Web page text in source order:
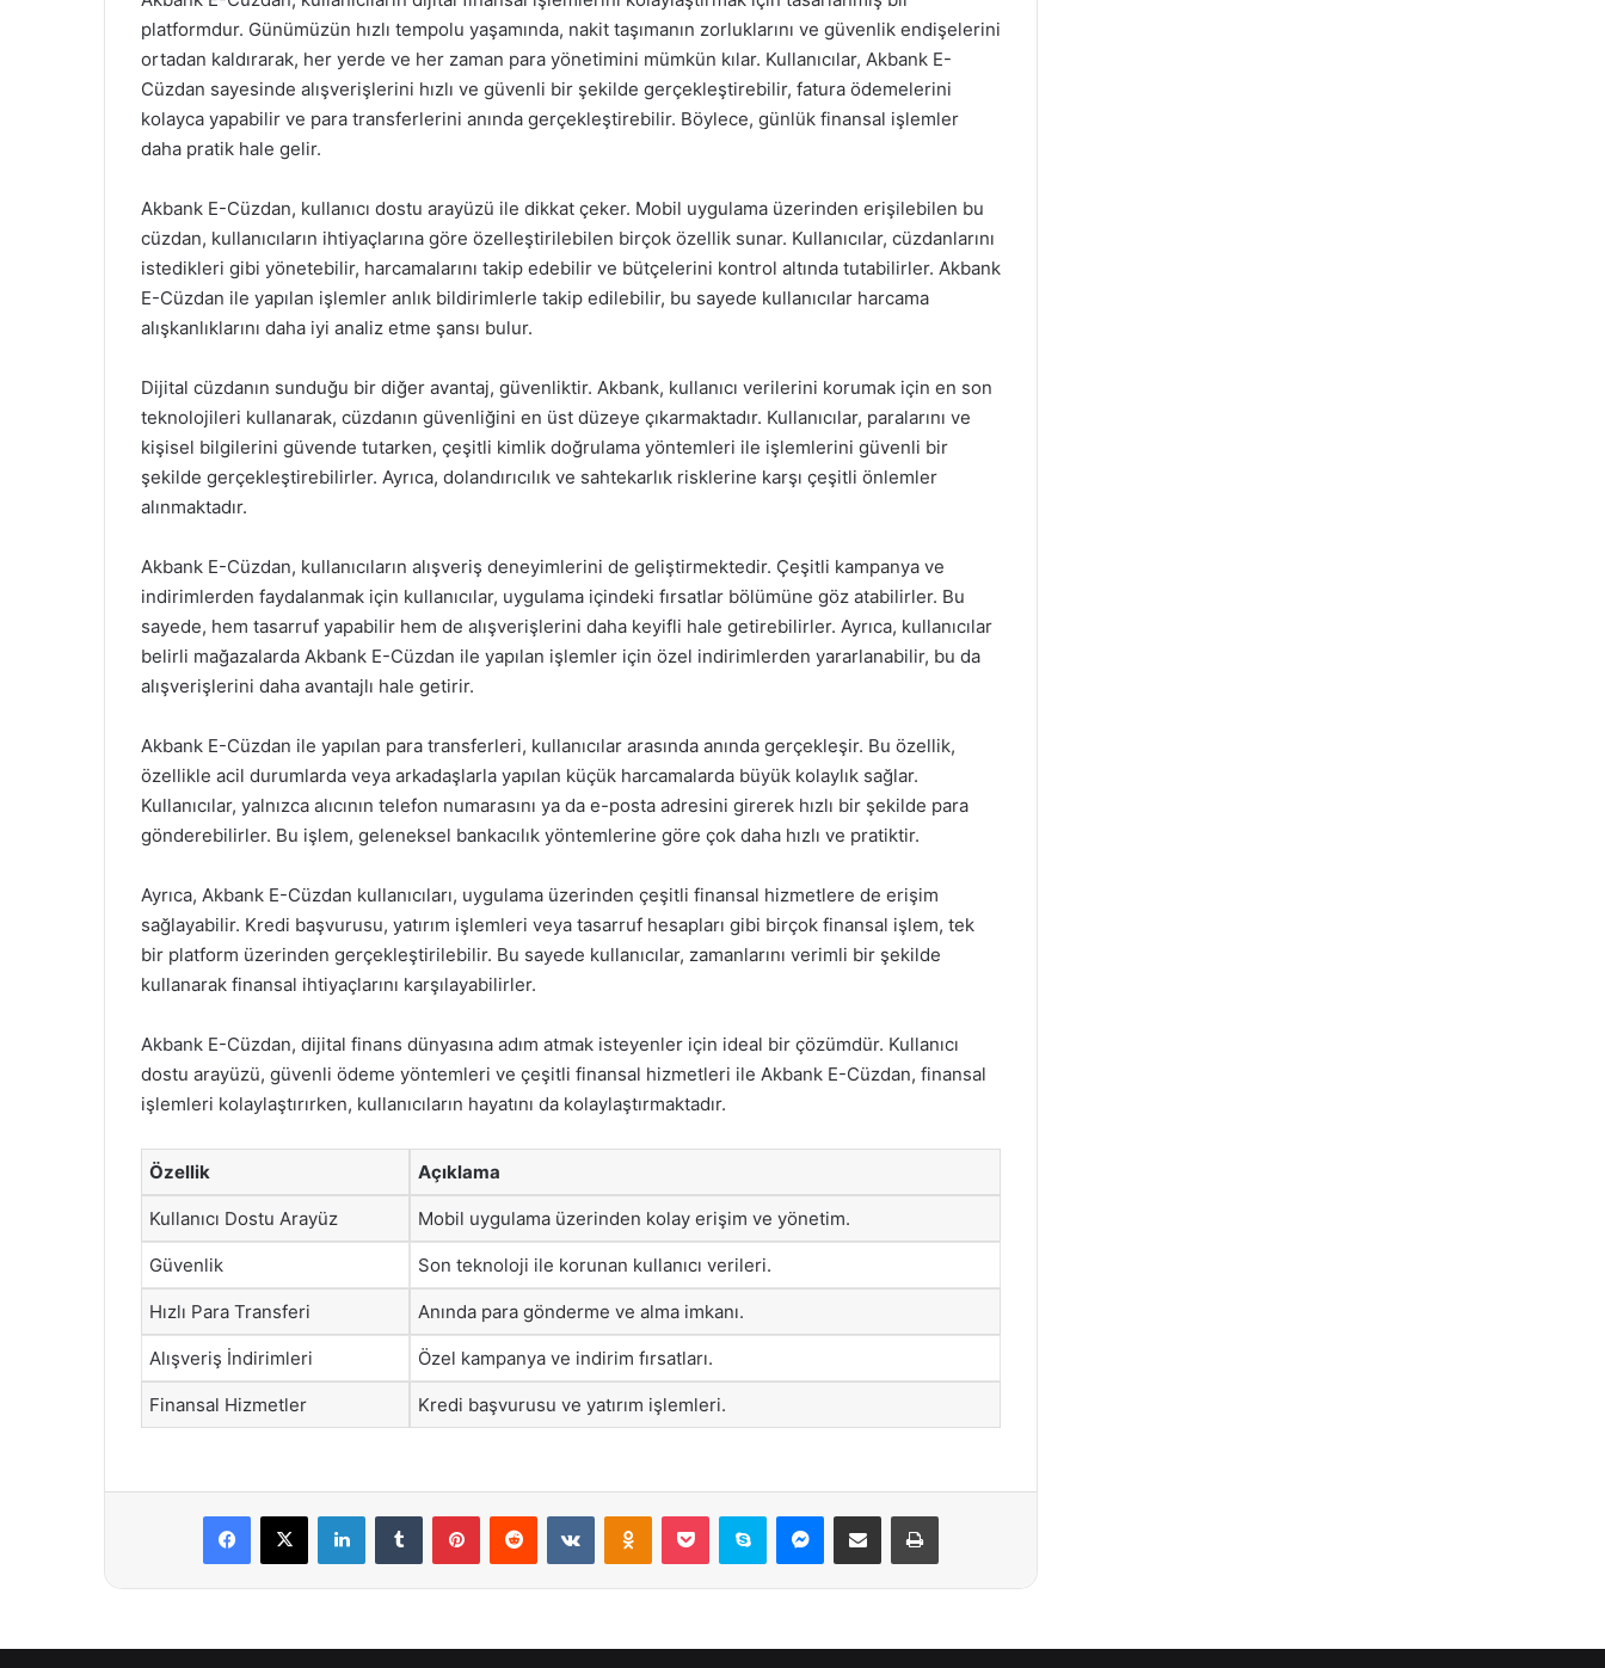
platformdur. Günümüzün hızlı tempolu yaşamında, nakit taşımanın zorluklarını ve güvenlik endişelerini
ortadan kaldırarak, her yerde ve her zaman para yönetimini mümkün kılar. Kullanıcılar, Akbank E-
Cüzdan sayesinde alışverişlerini hızlı ve güvenli bir şekilde gerçekleştirebilir, fatura ödemelerini
kolayca yapabilir ve para transferlerini anında gerçekleştirebilir. Böylece, günlük finansal işlemler
daha pratik hale gelir.
Akbank E-Cüzdan, kullanıcı dostu arayüzü ile dikkat çeker. Mobil uygulama üzerinden erişilebilen bu
cüzdan, kullanıcıların ihtiyaçlarına göre özelleştirilebilen birçok özellik sunar. Kullanıcılar, cüzdanlarını
istedikleri gibi yönetebilir, harcamalarını takip edebilir ve bütçelerini kontrol altında tutabilirler. Akbank
E-Cüzdan ile yapılan işlemler anlık bildirimlerle takip edilebilir, bu sayede kullanıcılar harcama
alışkanlıklarını daha iyi analiz etme şansı bulur.
Dijital cüzdanın sunduğu bir diğer avantaj, güvenliktir. Akbank, kullanıcı verilerini korumak için en son
teknolojileri kullanarak, cüzdanın güvenliğini en üst düzeye çıkarmaktadır. Kullanıcılar, paralarını ve
kişisel bilgilerini güvende tutarken, çeşitli kimlik doğrulama yöntemleri ile işlemlerini güvenli bir
şekilde gerçekleştirebilirler. Ayrıca, dolandırıcılık ve sahtekarlık risklerine karşı çeşitli önlemler
alınmaktadır.
Akbank E-Cüzdan, kullanıcıların alışveriş deneyimlerini de geliştirmektedir. Çeşitli kampanya ve
indirimlerden faydalanmak için kullanıcılar, uygulama içindeki fırsatlar bölümüne göz atabilirler. Bu
sayede, hem tasarruf yapabilir hem de alışverişlerini daha keyifli hale getirebilirler. Ayrıca, kullanıcılar
belirli mağazalarda Akbank E-Cüzdan ile yapılan işlemler için özel indirimlerden yararlanabilir, bu da
alışverişlerini daha avantajlı hale getirir.
Akbank E-Cüzdan ile yapılan para transferleri, kullanıcılar arasında anında gerçekleşir. Bu özellik,
özellikle acil durumlarda veya arkadaşlarla yapılan küçük harcamalarda büyük kolaylık sağlar.
Kullanıcılar, yalnızca alıcının telefon numarasını ya da e-posta adresini girerek hızlı bir şekilde para
gönderebilirler. Bu işlem, geleneksel bankacılık yöntemlerine göre çok daha hızlı ve pratiktir.
Ayrıca, Akbank E-Cüzdan kullanıcıları, uygulama üzerinden çeşitli finansal hizmetlere de erişim
sağlayabilir. Kredi başvurusu, yatırım işlemleri veya tasarruf hesapları gibi birçok finansal işlem, tek
bir platform üzerinden gerçekleştirilebilir. Bu sayede kullanıcılar, zamanlarını verimli bir şekilde
kullanarak finansal ihtiyaçlarını karşılayabilirler.
Akbank E-Cüzdan, dijital finans dünyasına adım atmak isteyenler için ideal bir çözümdür. Kullanıcı
dostu arayüzü, güvenli ödeme yöntemleri ve çeşitli finansal hizmetleri ile Akbank E-Cüzdan, finansal
işlemleri kolaylaştırırken, kullanıcıların hayatını da kolaylaştırmaktadır.
Özellik Açıklama
Kullanıcı Dostu Arayüz Mobil uygulama üzerinden kolay erişim ve yönetim.
Güvenlik Son teknoloji ile korunan kullanıcı verileri.
Hızlı Para Transferi Anında para gönderme ve alma imkanı.
Alışveriş İndirimleri Özel kampanya ve indirim fırsatları.
Finansal Hizmetler Kredi başvurusu ve yatırım işlemleri.
Facebook
X LinkedInTumblr PinterestReddit VKontakteOdnoklassniki
Pocket Skype Messenger
E-Posta ile paylaş Yazdır